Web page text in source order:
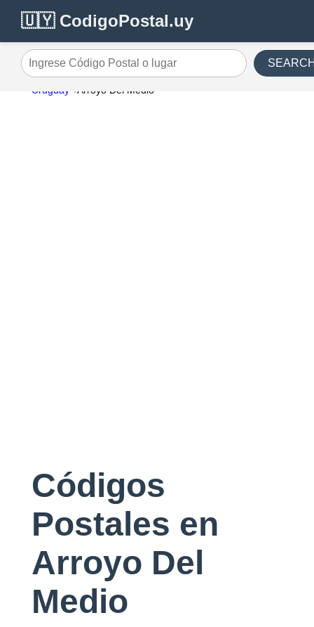
🇺🇾 CodigoPostal.uy
Ingrese Código Postal o lugar
Uruguay Arroyo Del Medio
Códigos
Postales en
Arroyo Del
Medio